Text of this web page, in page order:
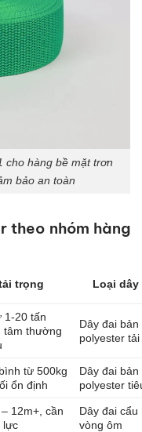
cho hàng bề mặt trơn
bảo an toàn
theo nhóm hàng
trọng Loại
1-20 tấn
tâm thường
Dây đai bản
polyester
từ 500kg
ổn định
Dây đai bản
polyester
12m+, cần
lực
Dây đai
vòng ôm